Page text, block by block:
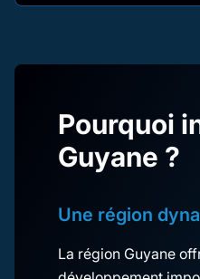
Pourquoi
Guyane ?
Une région
La région Guyane